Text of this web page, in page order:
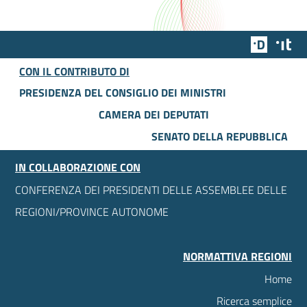
Team
CON IL CONTRIBUTO DI
PRESIDENZA DEL CONSIGLIO DEI MINISTRI
CAMERA DEI DEPUTATI
SENATO DELLA REPUBBLICA
IN COLLABORAZIONE CON
CONFERENZA DEI PRESIDENTI DELLE ASSEMBLEE DELLE
REGIONI/PROVINCE AUTONOME
NORMATTIVA REGIONI
Home
Ricerca semplice